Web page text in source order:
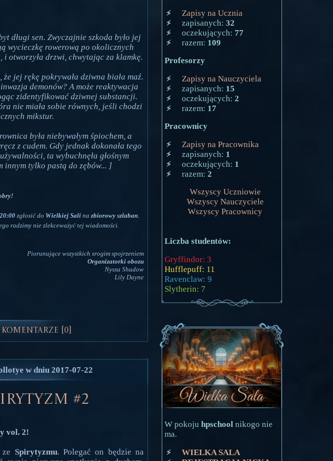
długi sen. Zwyczajnie szkoda było jej
wycieczkę rowerową po okolicznych
i otworzyła drzwi, chwytając za klamkę.
jej rękę pokrywała dziwna biała maź.
demonów? A może reaktywacja
zidentyfikować dziwnej substancji.
nie miała sobie równych, jeśli chodzi
mikstur.
była niebywałym śpiochem, a
z cudem. Gdy jednak dokonała tego
ta wybuchnęła głośnym
innym tylko pastą do zębów... ]
20:00zgłosić do Wielkiej Salina zbiorowy szlaban.
radzimy nie zlekceważyć tej wiadomości.
Piorunujące wszystkich srogim spojrzeniem
Organizatorki obozu
Nyssa Shadow
Lily Dayne
Komentarze [0]
w dniu 2017-07-22
#2
vol. 2!
Spirytyzmu. Polegać on będzie na
Zapisy na Ucznia
zapisanych: 32
oczekujących: 77
razem: 109
Profesorzy
Zapisy na Nauczyciela
zapisanych: 15
oczekujących: 2
razem: 17
Pracownicy
Zapisy na Pracownika
zapisanych: 1
oczekujących: 1
razem: 2
Wszyscy Uczniowie
Wszyscy Nauczyciele
Wszyscy Pracownicy
Liczba studentów:
Gryffindor: 3
Hufflepuff: 11
Ravenclaw: 9
Slytherin: 7
W pokoju hpschool nikogo nie
ma.
WIELKA SALA